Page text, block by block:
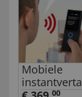
Mobiele
00